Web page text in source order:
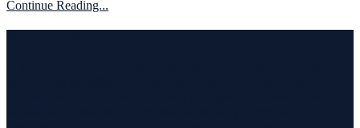
Continue Reading...